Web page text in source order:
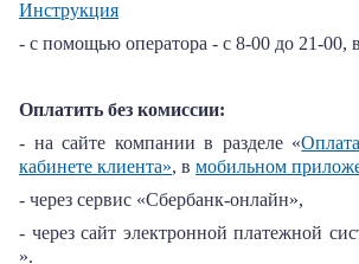
Инструкция
- с помощью оператора - с 8-00 до 21-00,
Оплатить без комиссии:
- на сайте компании в разделе «Оплата
кабинете клиента», в мобильном
- через сервис «Сбербанк-онлайн»,
- через сайт электронной платежной
».